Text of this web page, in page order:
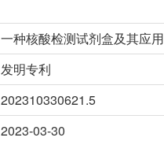
一种核酸检测试剂盒及其应用
发明专利
202310330621.5
2023-03-30